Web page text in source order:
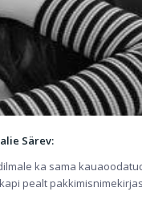
Särev:
ka sama
pealt pakkimisnimekirjas